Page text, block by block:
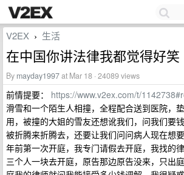
V2EX › 生活
在中国你讲法律我都觉得好笑
By mayday1997at Mar 18 · 24089 views
前情提要： https://www.v2ex.com/t/
滑雪和一个陌生人相撞，全程配合送到医院，
用，被撞的大姐的雪友还想讹我们，问我们要
被折腾来折腾去，还要让我们问问病人现在想
年前第一次开庭，我专门请假去开庭，我找的
三个人一块去开庭，原告那边原告没来，只出